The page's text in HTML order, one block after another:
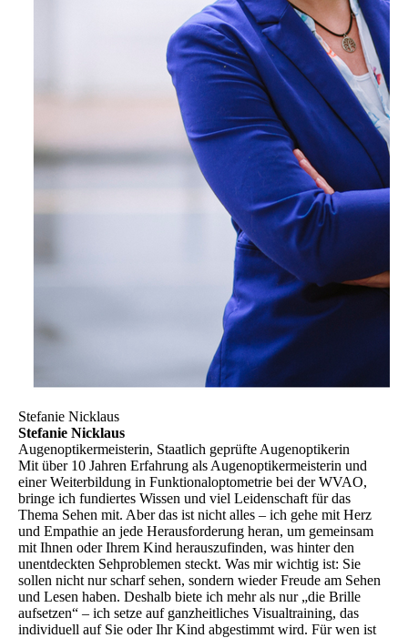
Stefanie Nicklaus
Stefanie Nicklaus
Augenoptikermeisterin, Staatlich geprüfte Augenoptikerin
Mit über 10 Jahren Erfahrung als Augenoptikermeisterin und
einer Weiterbildung in Funktionaloptometrie bei der WVAO,
bringe ich fundiertes Wissen und viel Leidenschaft für das
Thema Sehen mit. Aber das ist nicht alles – ich gehe mit Herz
und Empathie an jede Herausforderung heran, um gemeinsam
mit Ihnen oder Ihrem Kind herauszufinden, was hinter den
unentdeckten Sehproblemen steckt. Was mir wichtig ist: Sie
sollen nicht nur scharf sehen, sondern wieder Freude am Sehen
und Lesen haben. Deshalb biete ich mehr als nur „die Brille
aufsetzen“ – ich setze auf ganzheitliches Visualtraining, das
individuell auf Sie oder Ihr Kind abgestimmt wird. Für wen ist